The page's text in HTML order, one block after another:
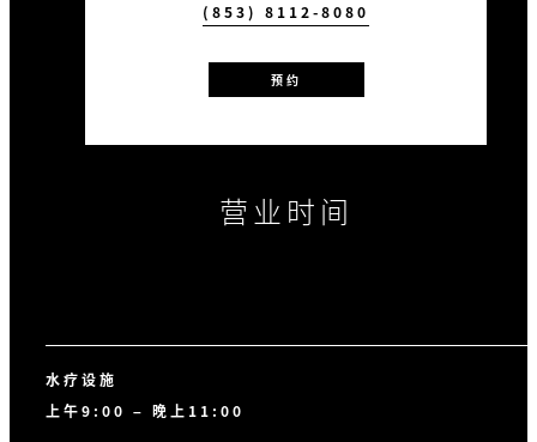
(853) 8112-8080
预约
营业时间
水疗设施
上午9:00 – 晚上11:00